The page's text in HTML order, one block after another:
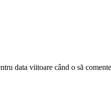
data viitoare când o să